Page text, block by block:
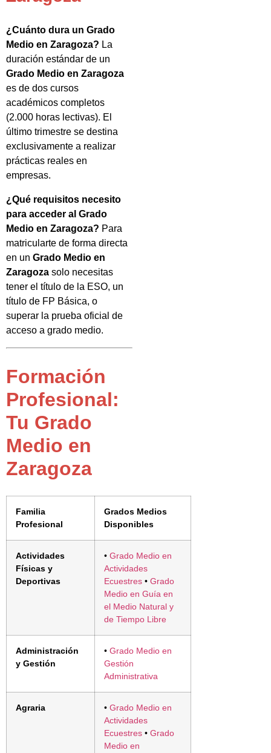
¿Cuánto dura un Grado
Medio en Zaragoza? La
duración estándar de un
Grado Medio en Zaragoza
es de dos cursos
académicos completos
(2.000 horas lectivas). El
último trimestre se destina
exclusivamente a realizar
prácticas reales en
empresas.
¿Qué requisitos necesito
para acceder al Grado
Medio en Zaragoza? Para
matricularte de forma directa
en un Grado Medio en
Zaragoza solo necesitas
tener el título de la ESO, un
título de FP Básica, o
superar la prueba oficial de
acceso a grado medio.
Formación
Profesional:
Tu Grado
Medio en
Zaragoza
Familia
Profesional
Grados Medios
Disponibles
Actividades
Físicas y
Deportivas
• Grado Medio en
Actividades
Ecuestres • Grado
Medio en Guía en
el Medio Natural y
de Tiempo Libre
Administración
y Gestión
• Grado Medio en
Gestión
Administrativa
Agraria • Grado Medio en
Actividades
Ecuestres • Grado
Medio en